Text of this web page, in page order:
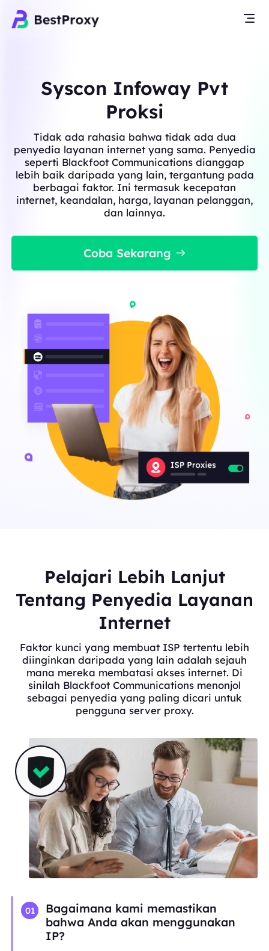
Syscon Infoway Pvt
Proksi
Tidak ada rahasia bahwa tidak ada dua
penyedia layanan internet yang sama. Penyedia
seperti Blackfoot Communications dianggap
lebih baik daripada yang lain, tergantung pada
berbagai faktor. Ini termasuk kecepatan
internet, keandalan, harga, layanan pelanggan,
dan lainnya.
Coba Sekarang
Pelajari Lebih Lanjut
Tentang Penyedia Layanan
Internet
Faktor kunci yang membuat ISP tertentu lebih
diinginkan daripada yang lain adalah sejauh
mana mereka membatasi akses internet. Di
sinilah Blackfoot Communications menonjol
sebagai penyedia yang paling dicari untuk
pengguna server proxy.
01
Bagaimana kami memastikan
bahwa Anda akan menggunakan
IP?